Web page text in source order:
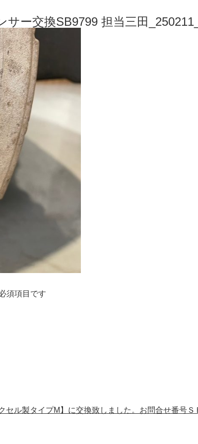
ー交換SB9799 担当三田
須項目です
セル製タイプM】に交換致しました。お問合せ番号Ｓ